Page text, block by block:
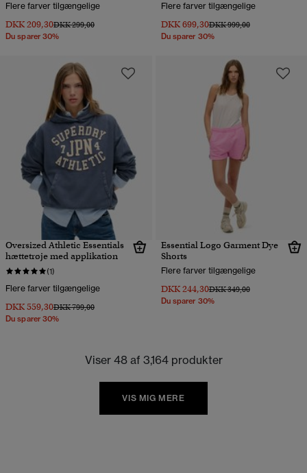
Flere farver tilgængelige
DKK 209,30Pris nedsat fra
DKK 299,00til
Du sparer 30%
Flere farver tilgængelige
DKK 699,30Pris nedsat fra
DKK 999,00til
Du sparer 30%
Oversized Athletic Essentials
hættetrøje med applikation
(1)
Flere farver tilgængelige
DKK 559,30Pris nedsat fra
DKK 799,00til
Du sparer 30%
Essential Logo Garment Dye
Shorts
Flere farver tilgængelige
DKK 244,30Pris nedsat fra
DKK 349,00til
Du sparer 30%
Viser 48 af 3,164 produkter
VIS MIG MERE